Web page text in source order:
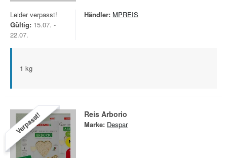
Leider verpasst!
Gültig: 15.07. -
22.07.
Händler: MPREIS
1 kg
Verpasst! Reis Arborio
Marke: Despar